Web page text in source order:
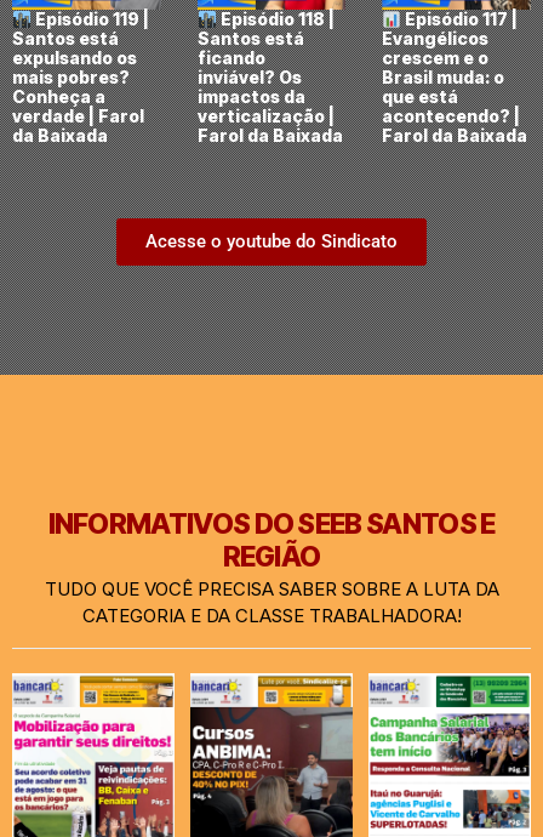
Episódio 119 |
Santos está
expulsando os
mais pobres?
Conheça a
verdade | Farol
da Baixada
Episódio 118 |
Santos está
ficando
inviável? Os
impactos da
verticalização |
Farol da Baixada
Episódio 117 |
Evangélicos
crescem e o
Brasil muda: o
que está
acontecendo? |
Farol da Baixada
Acesse o youtube do Sindicato
INFORMATIVOS DO SEEB SANTOS E
REGIÃO
TUDO QUE VOCÊ PRECISA SABER SOBRE A LUTA DA
CATEGORIA E DA CLASSE TRABALHADORA!